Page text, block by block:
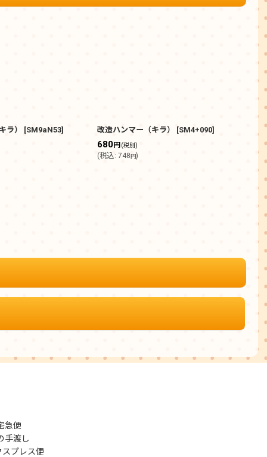
ラ） [SM9aN53] 改造ハンマー（キラ） [SM4+090]
680円(税別)
(税込: 748円)
改
680
税込
急便
手渡し
プレス便